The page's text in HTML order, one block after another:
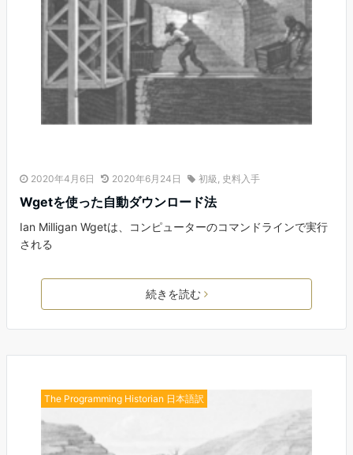
2020年4月6日 2020年6月24日 初級 史料入手
Wgetを使った自動ダウンロード法
Ian Milligan Wgetは、コンピューターのコマンドラインで実行
される
続きを読む
The Programming Historian 日本語訳